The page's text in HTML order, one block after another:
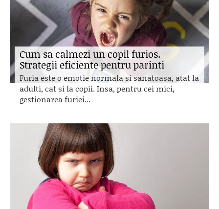
Cum sa calmezi un copil furios.
Strategii eficiente pentru parinti
Furia este o emotie normala si sanatoasa, atat la
adulti, cat si la copii. Insa, pentru cei mici,
gestionarea furiei...